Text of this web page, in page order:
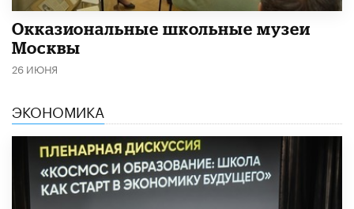
​Окказиональные школьные музеи
Москвы
26 ИЮНЯ
ЭКОНОМИКА